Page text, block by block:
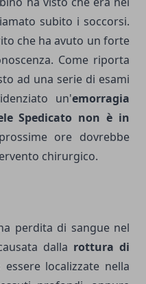
subito i soccorsi.
che ha avuto un forte
Come riporta
ad una serie di esami
un'emorragia
Spedicato non è in
ore dovrebbe
chirurgico.
perdita di sangue nel
dalla rottura di
essere localizzate nella